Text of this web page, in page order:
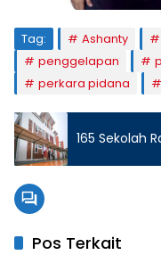
Tag: Ashanty
penggelapan
perkara pidana
165 Sekolah
Pos Terkait